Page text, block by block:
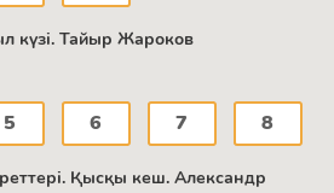
күзі. Тайыр Жароков
5 6 7 8
Қысқы кеш. Александр